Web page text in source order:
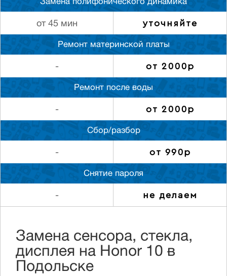
Замена полифонического динамика
от 45 мин уточняйте
Ремонт материнской платы
- от 2000р
Ремонт после воды
- от 2000р
Сбор/разбор
- от 990р
Снятие пароля
- не делаем
Замена сенсора, стекла,
дисплея на Honor 10 в
Подольске